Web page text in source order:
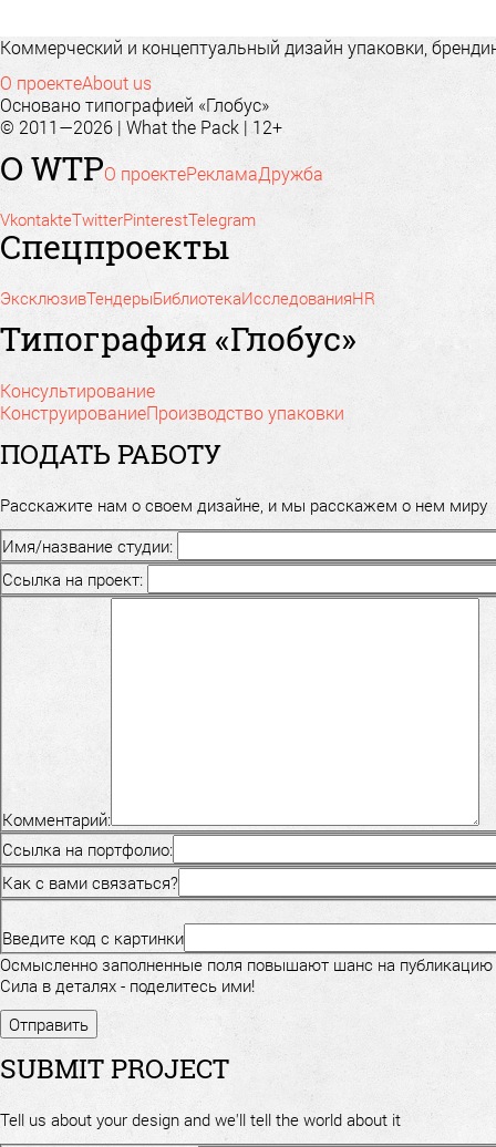
Коммерческий и концептуальный дизайн упаковки,
О проектеAbout us
Основано типографией «Глобус»
© 2011—2026 | What the Pack | 12+
О WTPО проектеРекламаДружба
VkontakteTwitterPinterestTelegram
Спецпроекты
ЭксклюзивТендерыБиблиотекаИсследованияHR
Типография «Глобус»
Консультирование
КонструированиеПроизводство упаковки
ПОДАТЬ РАБОТУ
Расскажите нам о своем дизайне, и мы расскажем о нем миру
Имя/название студии:
Ссылка на проект:
Комментарий:
Ссылка на портфолио:
Как с вами связаться?
Введите код с картинки
Осмысленно заполненные поля повышают шанс на публикацию
Сила в деталях - поделитесь ими!
SUBMIT PROJECT
Tell us about your design and we'll tell the world about it